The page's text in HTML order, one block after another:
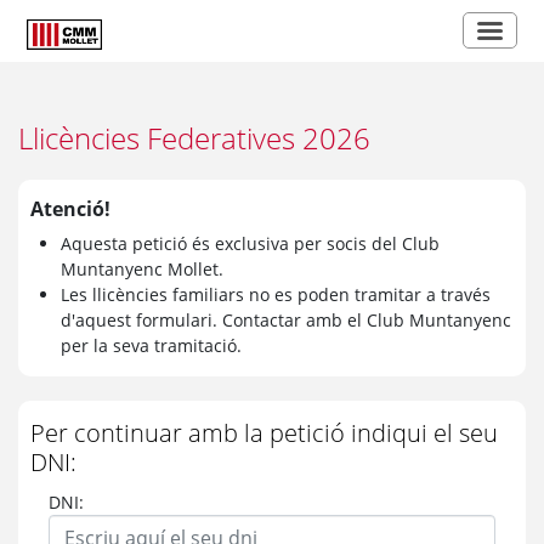
Llicències Federatives 2026
Atenció!
Aquesta petició és exclusiva per socis del Club
Muntanyenc Mollet.
Les llicències familiars no es poden tramitar a través
d'aquest formulari. Contactar amb el Club Muntanyenc
per la seva tramitació.
Per continuar amb la petició indiqui el seu
DNI:
DNI: